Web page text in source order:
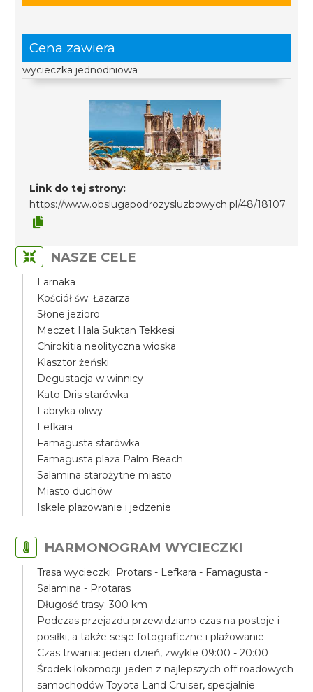
Cena zawiera
wycieczka jednodniowa
Link do tej strony:
https://www.obslugapodrozysluzbowych.pl/48/18107
NASZE CELE
Larnaka
Kościół św. Łazarza
Słone jezioro
Meczet Hala Suktan Tekkesi
Chirokitia neolityczna wioska
Klasztor żeński
Degustacja w winnicy
Kato Dris starówka
Fabryka oliwy
Lefkara
Famagusta starówka
Famagusta plaża Palm Beach
Salamina starożytne miasto
Miasto duchów
Iskele plażowanie i jedzenie
HARMONOGRAM WYCIECZKI
Trasa wycieczki: Protars - Lefkara - Famagusta -
Salamina - Protaras
Długość trasy: 300 km
Podczas przejazdu przewidziano czas na postoje i
posiłki, a także sesje fotograficzne i plażowanie
Czas trwania: jeden dzień, zwykle 09:00 - 20:00
Środek lokomocji: jeden z najlepszych off roadowych
samochodów Toyota Land Cruiser, specjalnie